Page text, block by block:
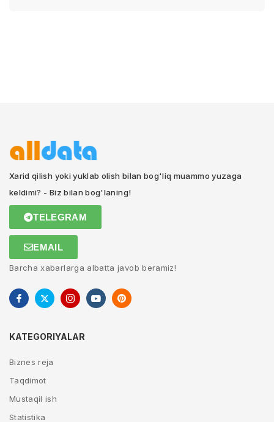
Xarid qilish yoki yuklab olish bilan bog'liq muammo yuzaga
keldimi? - Biz bilan bog'laning!
TELEGRAM
EMAIL
Barcha xabarlarga albatta javob beramiz!
KATEGORIYALAR
Biznes reja
Taqdimot
Mustaqil ish
Statistika